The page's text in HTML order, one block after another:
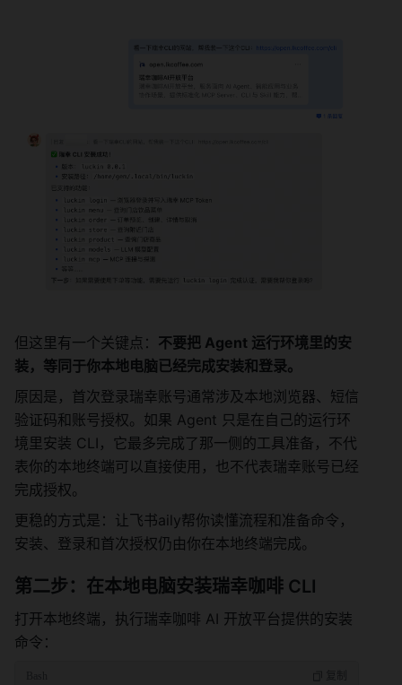
但这里有一个关键点： 不要把 Agent 运行环境里的安
装，等同于你本地电脑已经完成安装和登录。
原因是，首次登录瑞幸账号通常涉及本地浏览器、短信
验证码和账号授权。如果 Agent 只是在自己的运行环
境里安装 CLI，它最多完成了那一侧的工具准备，不代
表你的本地终端可以直接使用，也不代表瑞幸账号已经
完成授权。
更稳的方式是：让飞书aily帮你读懂流程和准备命令，
安装、登录和首次授权仍由你在本地终端完成。
第二步：在本地电脑安装瑞幸咖啡 CLI
打开本地终端，执行瑞幸咖啡 AI 开放平台提供的安装
命令：